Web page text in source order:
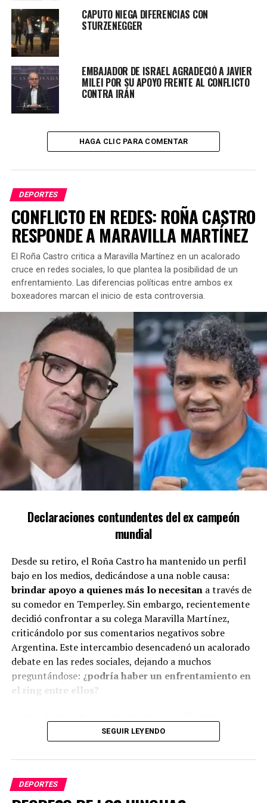
disputará en Abu Dabhi el 16 de noviembre, seis días
antes del debut argentino frente a Arabia Saudita en el
Mundial de Qatar.
TEMAS RELACIONADOS:
LA LIGA PROFESIONAL ANUNCIA LA PROGRAMACIÓN DE
LAS FECHAS 23 Y 24
CLÁSICO DEL SUR
CAPUTO NIEGA DIFERENCIAS CON
STURZENEGGER
EMBAJADOR DE ISRAEL AGRADECIÓ A JAVIER
MILEI POR SU APOYO FRENTE AL CONFLICTO
CONTRA IRÁN
HAGA CLIC PARA COMENTAR
DEPORTES
CONFLICTO EN REDES: ROÑA CASTRO
RESPONDE A MARAVILLA MARTÍNEZ
El Roña Castro critica a Maravilla Martínez en un acalorado
cruce en redes sociales, lo que plantea la posibilidad de un
enfrentamiento. Las diferencias políticas entre ambos ex
boxeadores marcan el inicio de esta controversia.
Declaraciones contundentes del ex campeón
mundial
Desde su retiro, el Roña Castro ha mantenido un perfil
bajo en los medios, dedicándose a una noble causa:
brindar apoyo a quienes más lo necesitana través de
su comedor en Temperley. Sin embargo, recientemente
decidió confrontar a su colega Maravilla Martínez,
criticándolo por sus comentarios negativos sobre
Argentina. Este intercambio desencadenó un acalorado
debate en las redes sociales, dejando a muchos
preguntándose: ¿podría haber un enfrentamiento en
el ring entre ellos?
políticas. Castro lanzó su crítica hacia Martínez,
señalando que tras formarse como deportista en
Argentina, este se mudó a España, donde ha
respondió atribuyendo la culpa a las políticas del
SEGUIR LEYENDO
DEPORTES